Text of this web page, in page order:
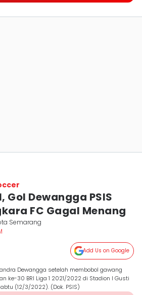
Gol Dewangga PSIS
FC Gagal Menang
Semarang
Add Us on Google
Dewangga setelah membobol gawang
ke-30 BRI Liga 1 2021/2022 di Stadion I Gusti
(12/3/2022). (Dok. PSIS)